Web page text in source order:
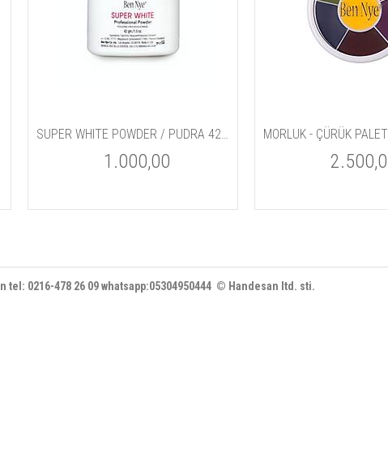
SUPER WHITE POWDER / PUDRA 42gm
1.000,00
MORLUK - ÇÜRÜK
tel: 0216-478 26 09 whatsapp:05304950444 © Handesan ltd. sti.